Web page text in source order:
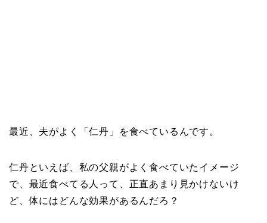
最近、夫がよく「仁丹」を食べているんです。
仁丹といえば、私の父親がよく食べていたイメージ
で、最近食べてる人って、正直あまり見かけないけ
ど、体にはどんな効果があるんだろ？